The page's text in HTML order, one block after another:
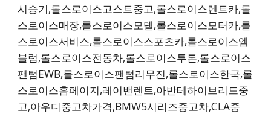
시승기,롤스로이스고스트중고,롤스로이스렌트카,롤
스로이스매장,롤스로이스모델,롤스로이스모터카,롤
스로이스서비스,롤스로이스스포츠카,롤스로이스엠
블럼,롤스로이스전동차,롤스로이스투톤,롤스로이스
팬텀EWB,롤스로이스팬텀리무진,롤스로이스한국,롤
스로이스홈페이지,레이밴렌트,아반테하이브리드중
고,아우디중고차가격,BMW5시리즈중고차,CLA중